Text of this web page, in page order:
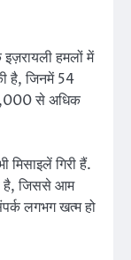
इज़रायली हमलों में
है, जिनमें 54
से अधिक
मिसाइलें गिरी हैं.
है, जिससे आम
लगभग खत्म हो